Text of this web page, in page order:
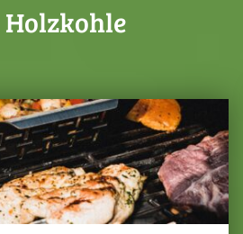
Holzkohle